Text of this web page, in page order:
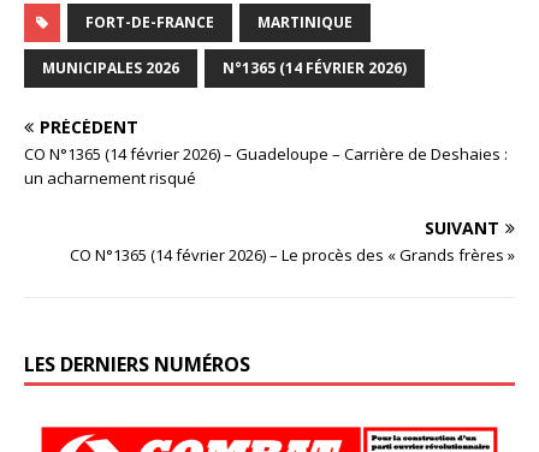
FORT-DE-FRANCE MARTINIQUE
MUNICIPALES 2026 N°1365 (14 FÉVRIER 2026)
PRÉCÉDENT
CO N°1365 (14 février 2026) – Guadeloupe – Carrière de Deshaies :
un acharnement risqué
SUIVANT
CO N°1365 (14 février 2026) – Le procès des « Grands frères »
LES DERNIERS NUMÉROS